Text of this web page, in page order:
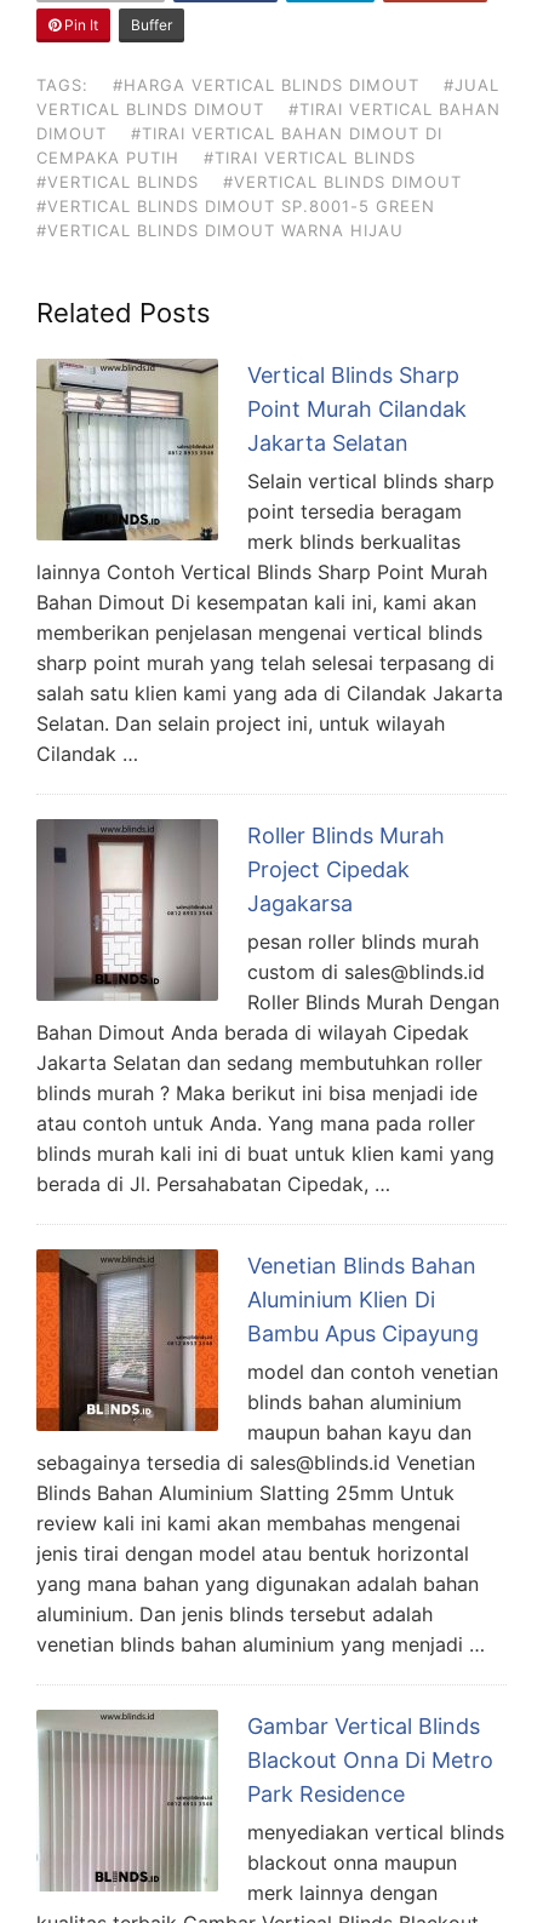
Pin It Buffer
TAGS: #HARGA VERTICAL BLINDS DIMOUT
#JUAL
VERTICAL BLINDS DIMOUT
#TIRAI VERTICAL BAHAN
DIMOUT
#TIRAI VERTICAL BAHAN DIMOUT DI
CEMPAKA PUTIH
#TIRAI VERTICAL BLINDS
#VERTICAL BLINDS
#VERTICAL BLINDS DIMOUT
#VERTICAL BLINDS DIMOUT SP.8001-5 GREEN
#VERTICAL BLINDS DIMOUT WARNA HIJAU
Related Posts
Vertical Blinds Sharp
Point Murah Cilandak
Jakarta Selatan
Selain vertical blinds sharp
point tersedia beragam
merk blinds berkualitas
lainnya Contoh Vertical Blinds Sharp Point Murah
Bahan Dimout Di kesempatan kali ini, kami akan
memberikan penjelasan mengenai vertical blinds
sharp point murah yang telah selesai terpasang di
salah satu klien kami yang ada di Cilandak Jakarta
Selatan. Dan selain project ini, untuk wilayah
Cilandak …
Roller Blinds Murah
Project Cipedak
Jagakarsa
pesan roller blinds murah
custom di sales@blinds.id
Roller Blinds Murah Dengan
Bahan Dimout Anda berada di wilayah Cipedak
Jakarta Selatan dan sedang membutuhkan roller
blinds murah ? Maka berikut ini bisa menjadi ide
atau contoh untuk Anda. Yang mana pada roller
blinds murah kali ini di buat untuk klien kami yang
berada di Jl. Persahabatan Cipedak, …
Venetian Blinds Bahan
Aluminium Klien Di
Bambu Apus Cipayung
model dan contoh venetian
blinds bahan aluminium
maupun bahan kayu dan
sebagainya tersedia di sales@blinds.id Venetian
Blinds Bahan Aluminium Slatting 25mm Untuk
review kali ini kami akan membahas mengenai
jenis tirai dengan model atau bentuk horizontal
yang mana bahan yang digunakan adalah bahan
aluminium. Dan jenis blinds tersebut adalah
venetian blinds bahan aluminium yang menjadi …
Gambar Vertical Blinds
Blackout Onna Di Metro
Park Residence
menyediakan vertical blinds
blackout onna maupun
merk lainnya dengan